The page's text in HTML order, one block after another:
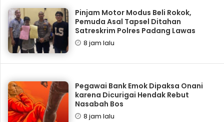
Pinjam Motor Modus Beli Rokok,
Pemuda Asal Tapsel Ditahan
Satreskrim Polres Padang Lawas
8 jam lalu
Pegawai Bank Emok Dipaksa Onani
karena Dicurigai Hendak Rebut
Nasabah Bos
8 jam lalu